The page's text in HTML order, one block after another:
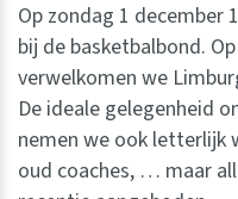
Op zondag 1 december
bij de basketbalbond.
verwelkomen we
De ideale gelegenheid
nemen we ook letterlijk
oud coaches, … maar